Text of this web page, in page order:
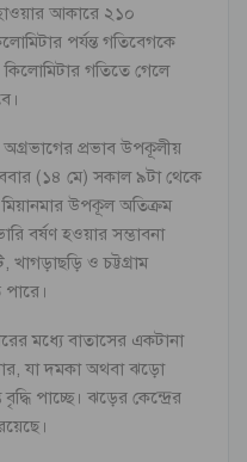
আকারে ২১০
পর্যন্ত গতিবেগকে
গতিতে গেলে
অগ্রভাগের প্রভাব উপকূলীয়
(১৪ মে) সকাল ৯টা থেকে
উপকূল অতিক্রম
বর্ষণ হওয়ার সম্ভাবনা
খাগড়াছড়ি ও চট্টগ্রাম
মধ্যে বাতাসের একটানা
যা দমকা অথবা ঝড়ো
পাচ্ছে। ঝড়ের কেন্দ্রের